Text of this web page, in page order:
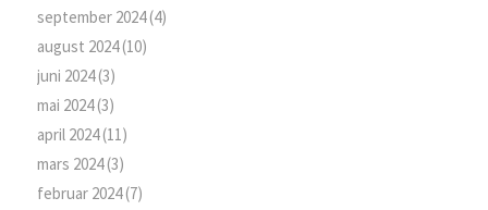
september 2024(4)
august 2024(10)
juni 2024(3)
mai 2024(3)
april 2024(11)
mars 2024(3)
februar 2024(7)